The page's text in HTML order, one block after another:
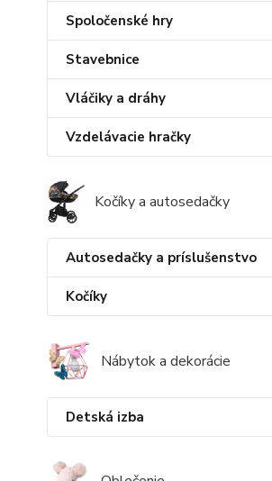
Spoločenské hry
Stavebnice
Vláčiky a dráhy
Vzdelávacie hračky
Kočíky a autosedačky
Autosedačky a príslušenstvo
Kočíky
Nábytok a dekorácie
Detská izba